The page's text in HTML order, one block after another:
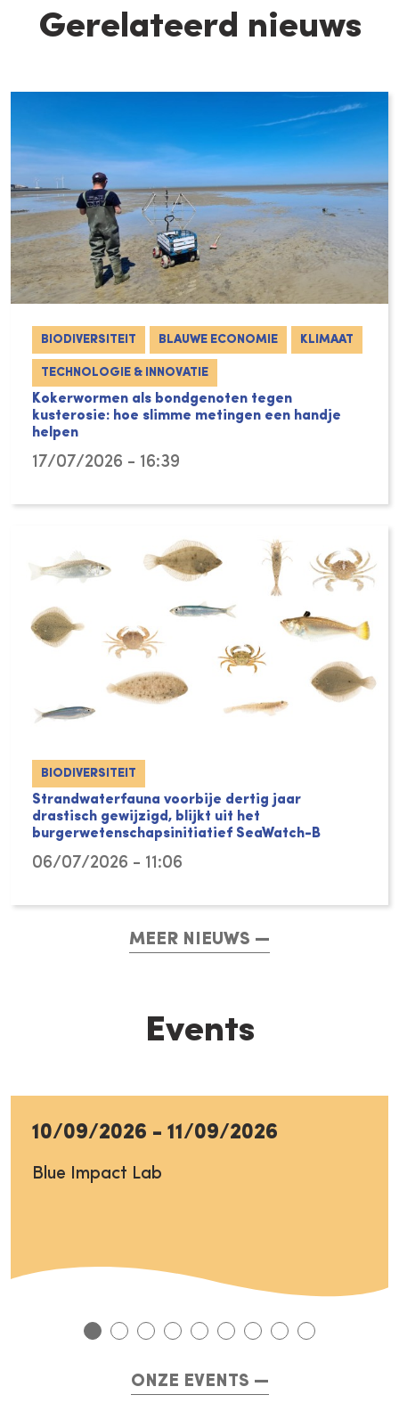
Gerelateerd nieuws
BIODIVERSITEIT BLAUWE ECONOMIE KLIMAAT
TECHNOLOGIE & INNOVATIE
Kokerwormen als bondgenoten tegen
kusterosie: hoe slimme metingen een handje
helpen
17/07/2026 - 16:39
BIODIVERSITEIT
Strandwaterfauna voorbije dertig jaar
drastisch gewijzigd, blijkt uit het
burgerwetenschapsinitiatief SeaWatch-B
06/07/2026 - 11:06
MEER NIEUWS
Events
10/09/2026 - 11/09/2026
Blue Impact Lab
ONZE EVENTS